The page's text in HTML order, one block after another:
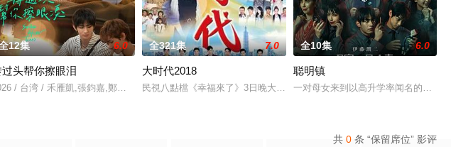
女孩“无美貌”、“无家世”、“无钱财”，没人知道的落难千金，历经万辛，却从未失志
12集 6.0
头帮你擦眼泪
/ 台湾 / 禾雁凱,張鈞嘉,鄭彫秦,張棋富,陳泊澈,林書蘊
全321集 7.0
大时代2018
民視八點檔《幸福來了》3日晚大結局，平均收視6.12創新高。接檔戲為王
全10集 6.0
聪明镇
一对母女来到以高升学率闻名的偏远
共 0 条 “保留席位” 影评